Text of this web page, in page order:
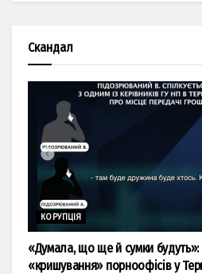
Скандал
КОРУПЦІЯ
«Думала, що ще й сумки будуть»:
«кришування» порноофісів у